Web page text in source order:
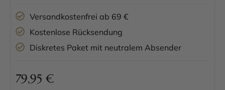
Versandkostenfrei ab 69 €
Kostenlose Rücksendung
Diskretes Paket mit neutralem Absender
79,95 €